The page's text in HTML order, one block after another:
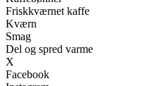
Friskkværnet kaffe
Kværn
Smag
Del og spred varme
X
Facebook